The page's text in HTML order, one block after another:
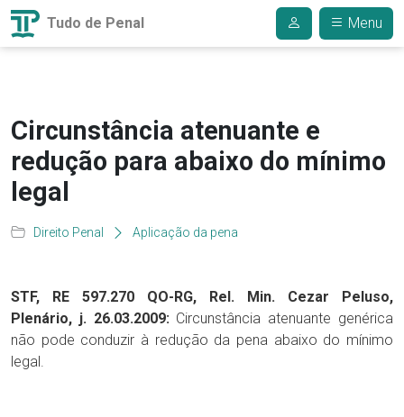
Tudo de Penal Menu
Circunstância atenuante e
redução para abaixo do mínimo
legal
Direito Penal Aplicação da pena
STF, RE 597.270 QO-RG, Rel. Min. Cezar Peluso,
Plenário, j. 26.03.2009: Circunstância atenuante genérica
não pode conduzir à redução da pena abaixo do mínimo
legal.